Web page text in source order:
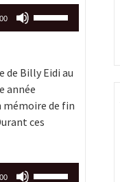
pour
augmenter
ou
diminuer
de Billy Eidi au
année
mémoire de fin
ces